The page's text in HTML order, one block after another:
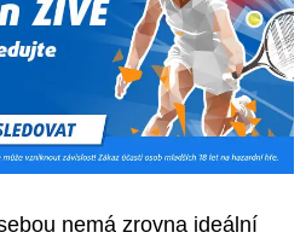
nemá zrovna ideální